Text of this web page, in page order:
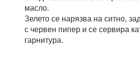
масло.
Зелето се нарязва на ситно,
с червен пипер и се сервира
гарнитура.